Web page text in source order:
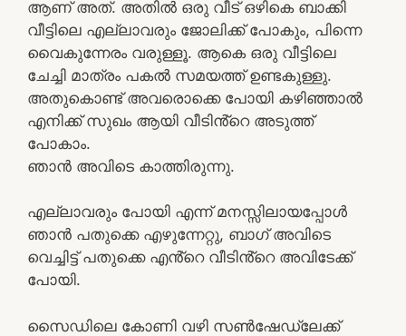
ആണ് അത്. അതിൽ ഒരു വീട് ഒഴികെ ബാക്കി
വീട്ടിലെ എല്ലാവരും ജോലിക്ക് പോകും, പിന്നെ
വൈകുന്നേരം വരുള്ളൂ. ആകെ ഒരു വീട്ടിലെ
ചേച്ചി മാത്രം പകൽ സമയത്ത് ഉണ്ടകുള്ളു.
അതുകൊണ്ട് അവരൊക്കെ പോയി കഴിഞ്ഞാൽ
എനിക്ക് സുഖം ആയി വീടിൻ്റെ അടുത്ത്
പോകാം.
ഞാൻ അവിടെ കാത്തിരുന്നു.
എല്ലാവരും പോയി എന്ന് മനസ്സിലായപ്പോൾ
ഞാൻ പതുക്കെ എഴുന്നേറ്റു, ബാഗ് അവിടെ
വെച്ചിട്ട് പതുക്കെ എൻ്റെ വീടിൻ്റെ അവിടേക്ക്
പോയി.
സൈഡിലെ കോണി വഴി സൺഷേഡ്ലേക്ക്